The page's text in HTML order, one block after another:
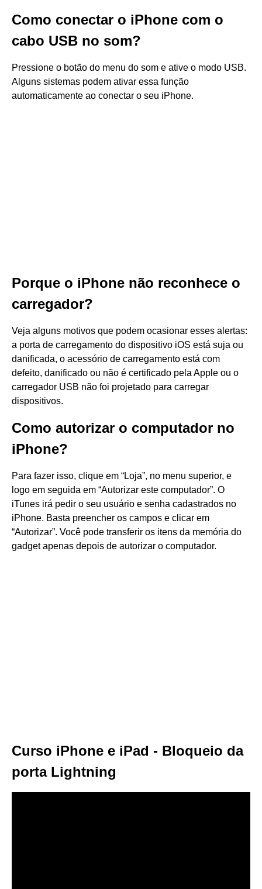
Como conectar o iPhone com o
cabo USB no som?
Pressione o botão do menu do som e ative o modo USB.
Alguns sistemas podem ativar essa função
automaticamente ao conectar o seu iPhone.
Porque o iPhone não reconhece o
carregador?
Veja alguns motivos que podem ocasionar esses alertas:
a porta de carregamento do dispositivo iOS está suja ou
danificada, o acessório de carregamento está com
defeito, danificado ou não é certificado pela Apple ou o
carregador USB não foi projetado para carregar
dispositivos.
Como autorizar o computador no
iPhone?
Para fazer isso, clique em “Loja”, no menu superior, e
logo em seguida em “Autorizar este computador”. O
iTunes irá pedir o seu usuário e senha cadastrados no
iPhone. Basta preencher os campos e clicar em
“Autorizar”. Você pode transferir os itens da memória do
gadget apenas depois de autorizar o computador.
Curso iPhone e iPad - Bloqueio da
porta Lightning